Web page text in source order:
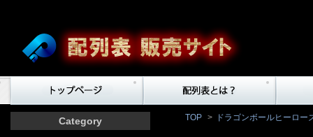
TOP > ドラゴンボールヒーロー
Category